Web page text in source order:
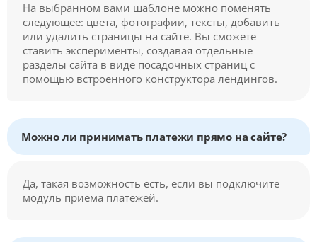
На выбранном вами шаблоне можно поменять
следующее: цвета, фотографии, тексты, добавить
или удалить страницы на сайте. Вы сможете
ставить эксперименты, создавая отдельные
разделы сайта в виде посадочных страниц с
помощью встроенного конструктора лендингов.
Можно ли принимать платежи прямо на сайте?
Да, такая возможность есть, если вы подключите
модуль приема платежей.